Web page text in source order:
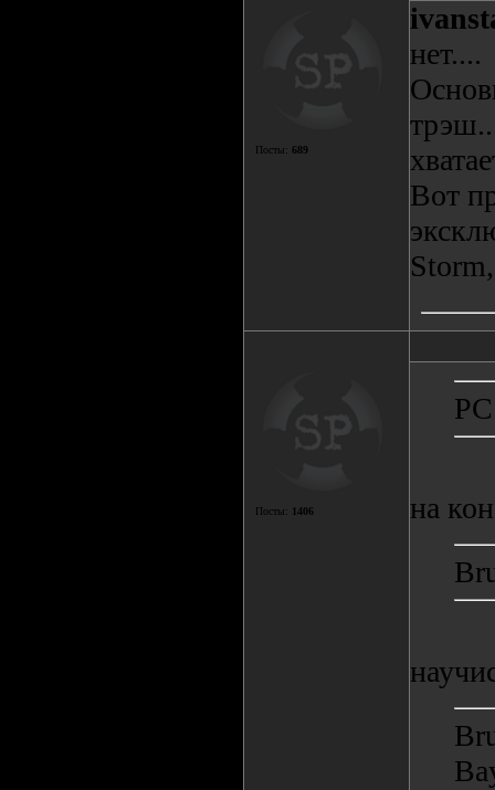
Посты: 689
нет....
Вот
Посты: 1406
на